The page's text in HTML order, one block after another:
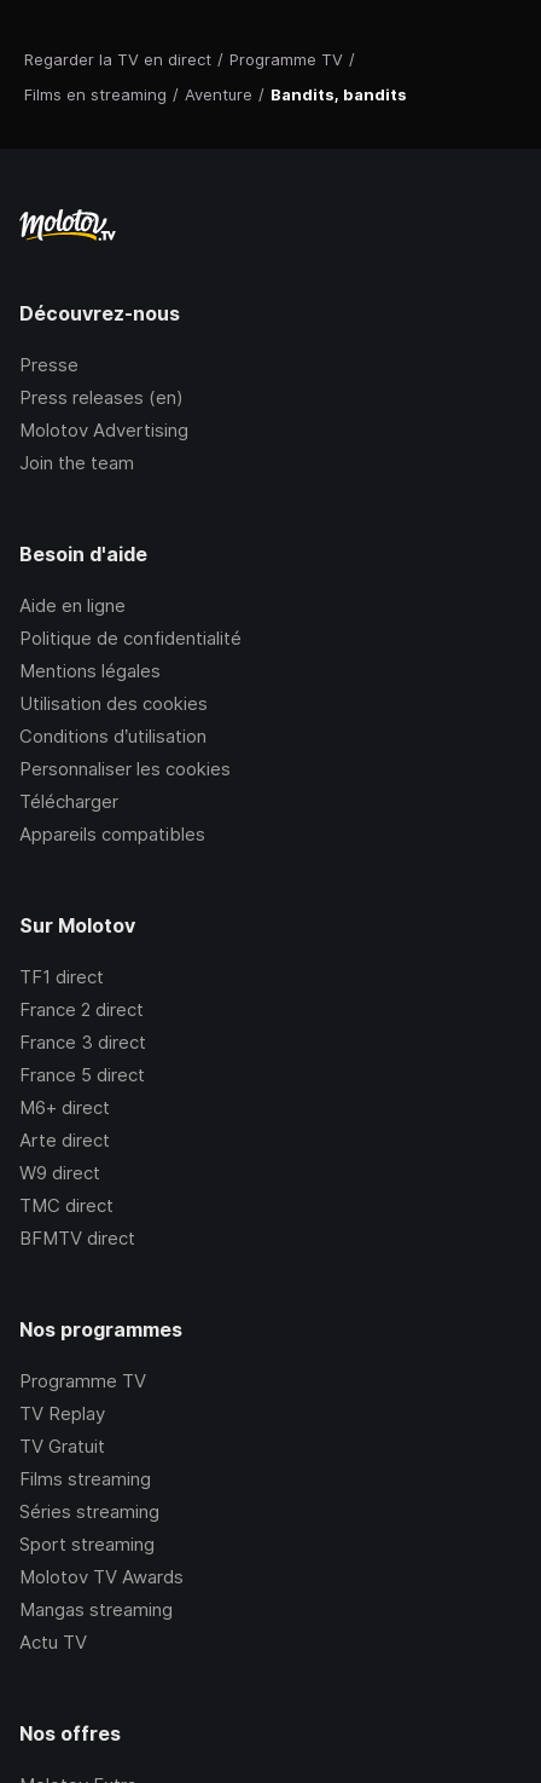
Regarder la TV en direct / Programme TV /
Films en streaming / Aventure / Bandits, bandits
Découvrez-nous
Presse
Press releases (en)
Molotov Advertising
Join the team
Besoin d'aide
Aide en ligne
Politique de confidentialité
Mentions légales
Utilisation des cookies
Conditions d’utilisation
Personnaliser les cookies
Télécharger
Appareils compatibles
Sur Molotov
TF1 direct
France 2 direct
France 3 direct
France 5 direct
M6+ direct
Arte direct
W9 direct
TMC direct
BFMTV direct
Nos programmes
Programme TV
TV Replay
TV Gratuit
Films streaming
Séries streaming
Sport streaming
Molotov TV Awards
Mangas streaming
Actu TV
Nos offres